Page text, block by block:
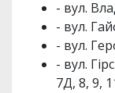
- вул.
- вул.
- вул.
- вул.
7Д, 8, 9,